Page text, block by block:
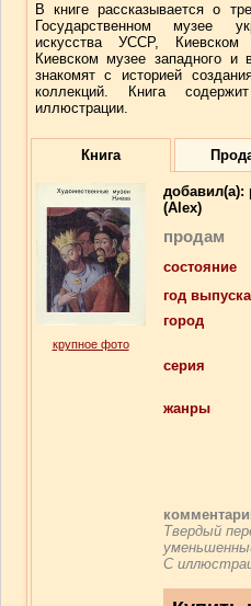
В книге рассказывается о
Государственном музее
искусства УССР, Киевском
Киевском музее западного и
знакомят с историей
коллекций. Книга
иллюстрации.
Книга
крупное фото
добавил(a):
(Alex)
продам
состояние
год выпуска
город
серия
жанры
Твердый
С